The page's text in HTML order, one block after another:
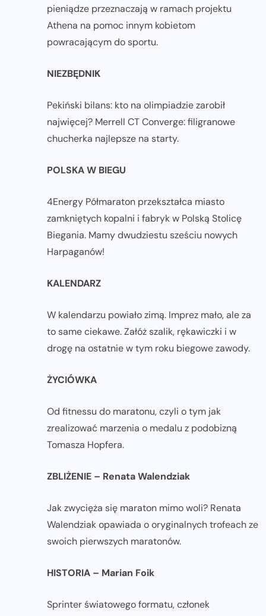
pieniądze przeznaczają w ramach projektu
Athena na pomoc innym kobietom
powracającym do sportu.
NIEZBĘDNIK
Pekiński bilans: kto na olimpiadzie zarobił
najwięcej? Merrell CT Converge: filigranowe
chucherka najlepsze na starty.
POLSKA W BIEGU
4Energy Półmaraton przekształca miasto
zamkniętych kopalni i fabryk w Polską Stolicę
Biegania. Mamy dwudziestu sześciu nowych
Harpaganów!
KALENDARZ
W kalendarzu powiało zimą. Imprez mało, ale za
to same ciekawe. Załóż szalik, rękawiczki i w
drogę na ostatnie w tym roku biegowe zawody.
ŻYCIÓWKA
Od fitnessu do maratonu, czyli o tym jak
zrealizować marzenia o medalu z podobizną
Tomasza Hopfera.
ZBLIŻENIE – Renata Walendziak
Jak zwycięża się maraton mimo woli? Renata
Walendziak opawiada o oryginalnych trofeach ze
swoich pierwszych maratonów.
HISTORIA – Marian Foik
Sprinter światowego formatu, członek